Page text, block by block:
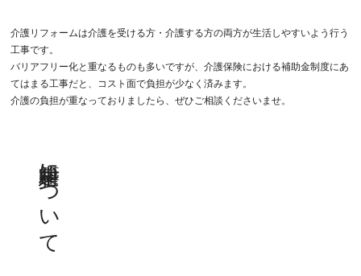
介護リフォームは介護を受ける方・介護する方の両方が生活しやすいよう行う
工事です。
バリアフリー化と重なるものも多いですが、介護保険における補助金制度にあ
てはまる工事だと、コスト面で負担が少なく済みます。
介護の負担が重なっておりましたら、ぜひご相談くださいませ。
中村建築について